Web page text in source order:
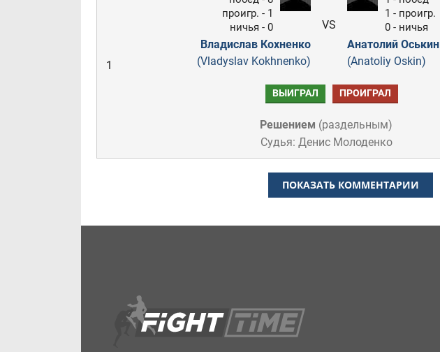
1
проигр. - 1
ничья - 0
Владислав Кохненко
(Vladyslav Kokhnenko)
VS
1 - проигр.
0 - ничья
Анатолий Оськин
(Anatoliy Oskin)
ВЫИГРАЛ ПРОИГРАЛ
Решением (раздельным)
Судья: Денис Молоденко
ПОКАЗАТЬ КОММЕНТАРИИ